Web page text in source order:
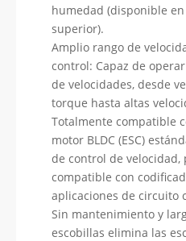
humedad (disponible
superior).
Amplio rango de
control: Capaz de
de velocidades, desde
torque hasta altas
Totalmente compatible
motor BLDC (ESC)
de control de velocidad,
compatible con
aplicaciones de circuito
Sin mantenimiento y
escobillas elimina las